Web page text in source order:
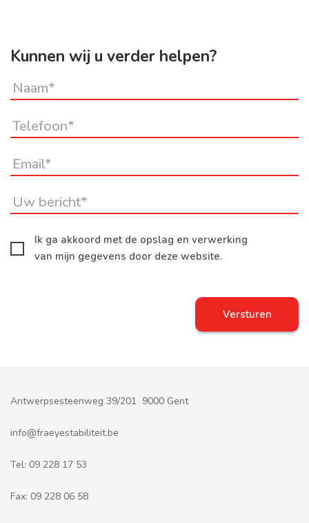
Kunnen wij u verder helpen?
Ik ga akkoord met de opslag en verwerking
van mijn gegevens door deze website.
Antwerpsesteenweg 39/201 9000 Gent
info@fraeyestabiliteit.be
Tel: 09 228 17 53
Fax: 09 228 06 58